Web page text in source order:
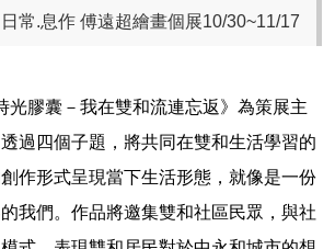
日常.息作 傅遠超繪畫個展10/30~11/17
膠囊－我在雙和流連忘返》為策展主
過四個子題，將共同在雙和生活學習的
作形式呈現當下生活形態，就像是一份
我們。作品將邀集雙和社區民眾，與社